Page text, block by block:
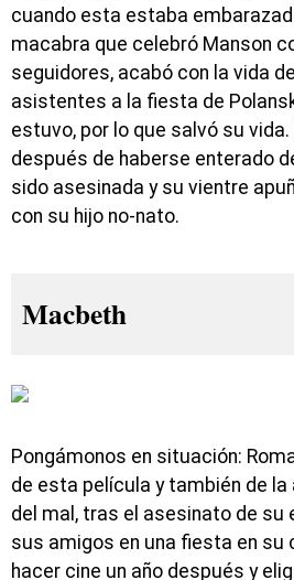
cuando esta estaba
macabra que celebró Manson
seguidores, acabó con la vida
asistentes a la fiesta de
estuvo, por lo que salvó su
después de haberse enterado
sido asesinada y su vientre
con su hijo no-nato.
Macbeth
Pongámonos en situación:
de esta película y también de la
del mal, tras el asesinato de su
sus amigos en una fiesta en su
hacer cine un año después y